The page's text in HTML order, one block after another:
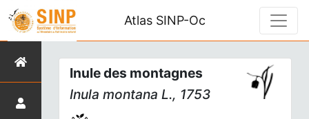
Atlas SINP-Oc
Inule des montagnes
Inula montana L., 1753